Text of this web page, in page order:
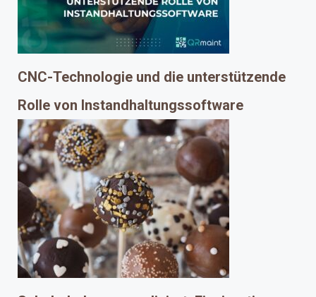
CNC-Technologie und die unterstützende
Rolle von Instandhaltungssoftware